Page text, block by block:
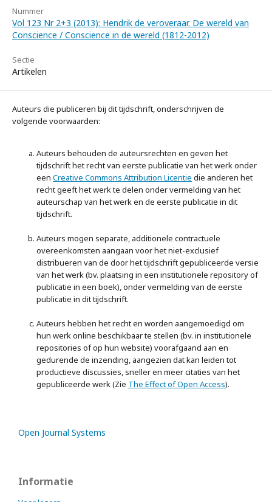
Nummer
Vol 123 Nr 2+3 (2013): Hendrik de veroveraar. De wereld van
Conscience / Conscience in de wereld (1812-2012)
Sectie
Artikelen
Auteurs die publiceren bij dit tijdschrift, onderschrijven de
volgende voorwaarden:
Auteurs behouden de auteursrechten en geven het
tijdschrift het recht van eerste publicatie van het werk onder
een Creative Commons Attribution Licentie die anderen het
recht geeft het werk te delen onder vermelding van het
auteurschap van het werk en de eerste publicatie in dit
tijdschrift.
Auteurs mogen separate, additionele contractuele
overeenkomsten aangaan voor het niet-exclusief
distribueren van de door het tijdschrift gepubliceerde versie
van het werk (bv. plaatsing in een institutionele repository of
publicatie in een boek), onder vermelding van de eerste
publicatie in dit tijdschrift.
Auteurs hebben het recht en worden aangemoedigd om
hun werk online beschikbaar te stellen (bv. in institutionele
repositories of op hun website) voorafgaand aan en
gedurende de inzending, aangezien dat kan leiden tot
productieve discussies, sneller en meer citaties van het
gepubliceerde werk (Zie The Effect of Open Access).
Open Journal Systems
Informatie